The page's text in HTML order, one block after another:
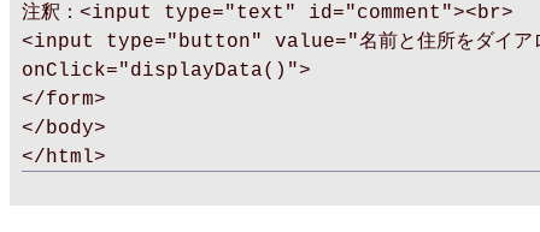
注釈：<input type="text" id="comment"><br>
<input type="button" value="名前と住所をダイア
onClick="displayData()">
</form>
</body>
</html>